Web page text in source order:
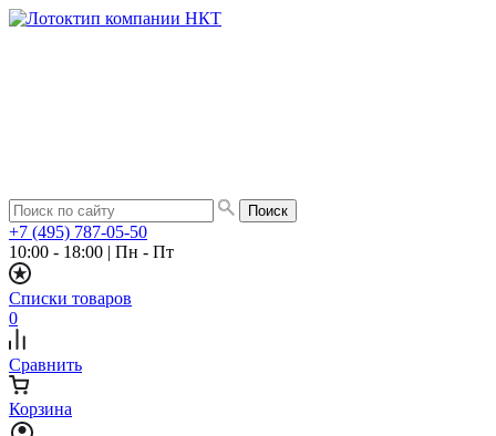
+7 (495) 787-05-50
10:00 - 18:00 | Пн - Пт
Списки товаров
0
Сравнить
Корзина